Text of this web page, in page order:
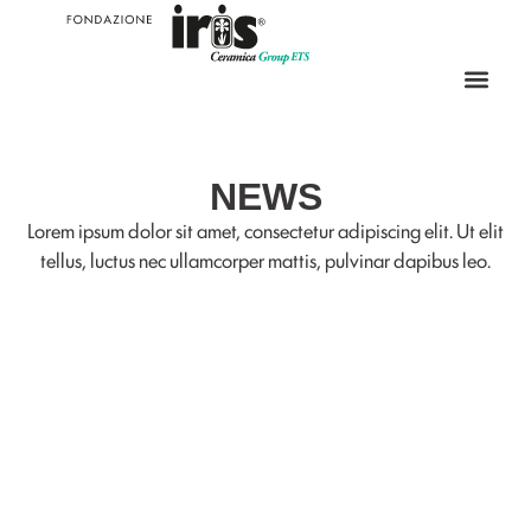
NEWS
Lorem ipsum dolor sit amet, consectetur adipiscing elit. Ut elit
tellus, luctus nec ullamcorper mattis, pulvinar dapibus leo.